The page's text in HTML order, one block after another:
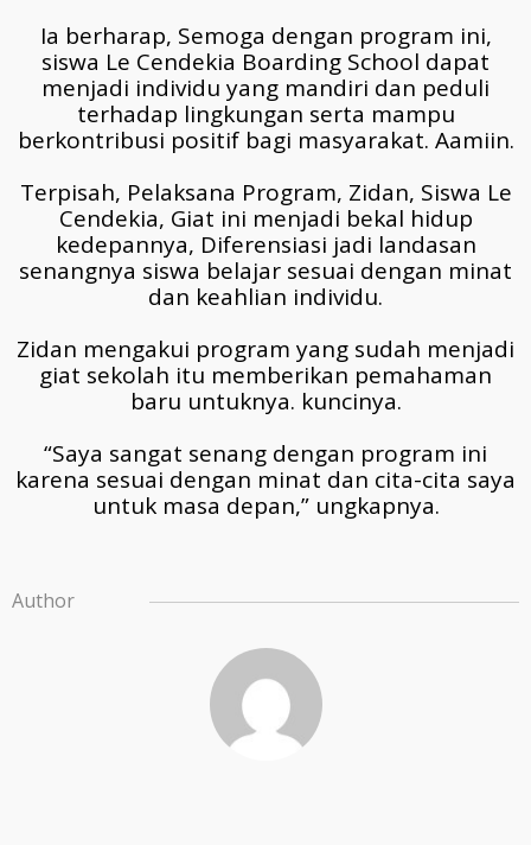
Ia berharap, Semoga dengan program ini,
siswa Le Cendekia Boarding School dapat
menjadi individu yang mandiri dan peduli
terhadap lingkungan serta mampu
berkontribusi positif bagi masyarakat. Aamiin.
Terpisah, Pelaksana Program, Zidan, Siswa Le
Cendekia, Giat ini menjadi bekal hidup
kedepannya, Diferensiasi jadi landasan
senangnya siswa belajar sesuai dengan minat
dan keahlian individu.
Zidan mengakui program yang sudah menjadi
giat sekolah itu memberikan pemahaman
baru untuknya. kuncinya.
“Saya sangat senang dengan program ini
karena sesuai dengan minat dan cita-cita saya
untuk masa depan,” ungkapnya.
Author